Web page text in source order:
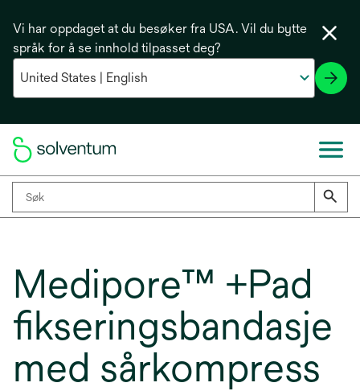
Vi har oppdaget at du besøker fra USA. Vil du bytte
språk for å se innhold tilpasset deg?
Medipore™ +Pad
fikseringsbandasje
med sårkompress